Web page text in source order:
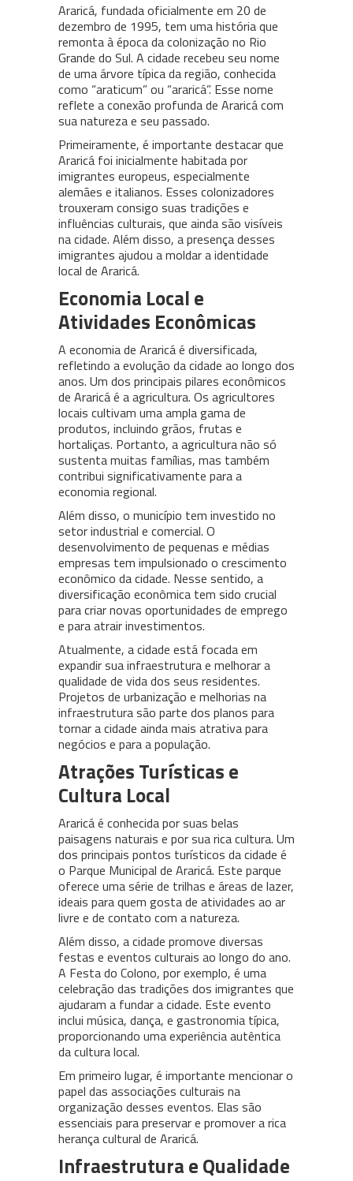
Araricá, fundada oficialmente em 20 de
dezembro de 1995, tem uma história que
remonta à época da colonização no Rio
Grande do Sul. A cidade recebeu seu nome
de uma árvore típica da região, conhecida
como “araticum” ou “araricá”. Esse nome
reflete a conexão profunda de Araricá com
sua natureza e seu passado.
Primeiramente, é importante destacar que
Araricá foi inicialmente habitada por
imigrantes europeus, especialmente
alemães e italianos. Esses colonizadores
trouxeram consigo suas tradições e
influências culturais, que ainda são visíveis
na cidade. Além disso, a presença desses
imigrantes ajudou a moldar a identidade
local de Araricá.
Economia Local e
Atividades Econômicas
A economia de Araricá é diversificada,
refletindo a evolução da cidade ao longo dos
anos. Um dos principais pilares econômicos
de Araricá é a agricultura. Os agricultores
locais cultivam uma ampla gama de
produtos, incluindo grãos, frutas e
hortaliças. Portanto, a agricultura não só
sustenta muitas famílias, mas também
contribui significativamente para a
economia regional.
Além disso, o município tem investido no
setor industrial e comercial. O
desenvolvimento de pequenas e médias
empresas tem impulsionado o crescimento
econômico da cidade. Nesse sentido, a
diversificação econômica tem sido crucial
para criar novas oportunidades de emprego
e para atrair investimentos.
Atualmente, a cidade está focada em
expandir sua infraestrutura e melhorar a
qualidade de vida dos seus residentes.
Projetos de urbanização e melhorias na
infraestrutura são parte dos planos para
tornar a cidade ainda mais atrativa para
negócios e para a população.
Atrações Turísticas e
Cultura Local
Araricá é conhecida por suas belas
paisagens naturais e por sua rica cultura. Um
dos principais pontos turísticos da cidade é
o Parque Municipal de Araricá. Este parque
oferece uma série de trilhas e áreas de lazer,
ideais para quem gosta de atividades ao ar
livre e de contato com a natureza.
Além disso, a cidade promove diversas
festas e eventos culturais ao longo do ano.
A Festa do Colono, por exemplo, é uma
celebração das tradições dos imigrantes que
ajudaram a fundar a cidade. Este evento
inclui música, dança, e gastronomia típica,
proporcionando uma experiência autêntica
da cultura local.
Em primeiro lugar, é importante mencionar o
papel das associações culturais na
organização desses eventos. Elas são
essenciais para preservar e promover a rica
herança cultural de Araricá.
Infraestrutura e Qualidade